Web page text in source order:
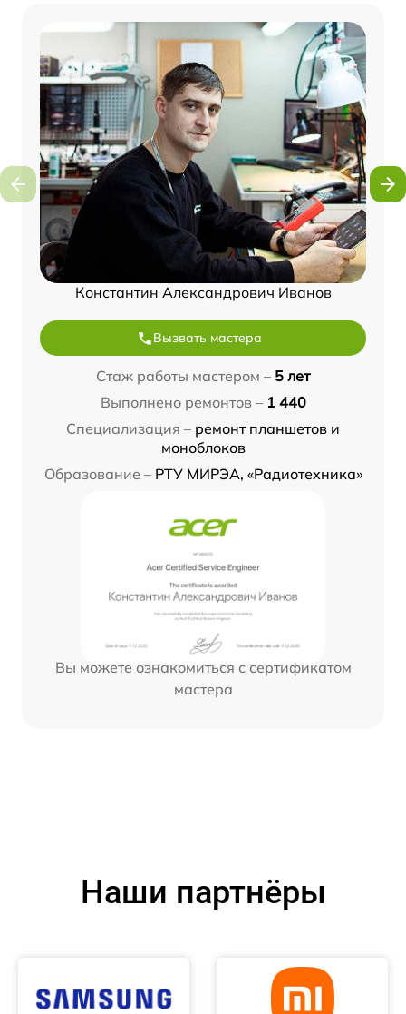
Константин Александрович Иванов
Вызвать мастера
Стаж работы мастером – 5 лет
Выполнено ремонтов – 1 440
Специализация – ремонт планшетов и
моноблоков
Образование – РТУ МИРЭА, «Радиотехника»
Вы можете ознакомиться с сертификатом
мастера
Наши партнёры